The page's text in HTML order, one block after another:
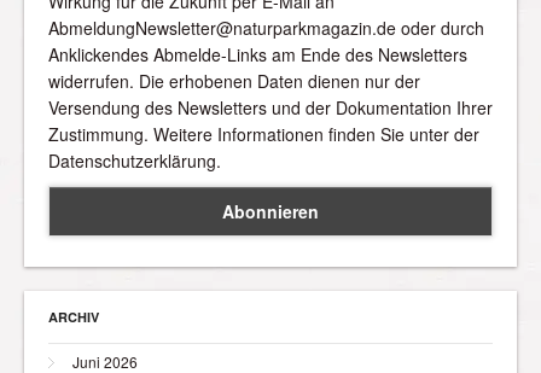
AbmeldungNewsletter@naturparkmagazin.de oder durch
Anklickendes Abmelde-Links am Ende des Newsletters
widerrufen. Die erhobenen Daten dienen nur der
Versendung des Newsletters und der Dokumentation Ihrer
Zustimmung. Weitere Informationen finden Sie unter der
Datenschutzerklärung.
ARCHIV
Juni 2026